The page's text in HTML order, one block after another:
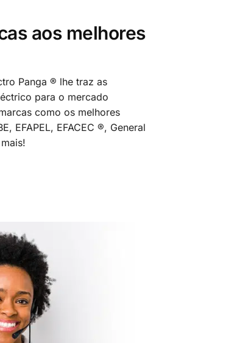
aos melhores
Panga ® lhe traz as
para o mercado
como os melhores
EFAPEL, EFACEC ®, General